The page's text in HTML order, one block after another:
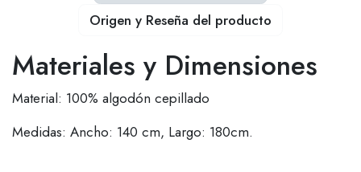
Materiales y Dimensiones
Material: 100% algodón cepillado
Medidas: Ancho: 140 cm, Largo: 180cm.
Origen y Reseña del producto